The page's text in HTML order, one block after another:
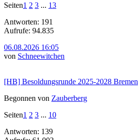
Seiten1 2 3 ... 13
Antworten: 191
Aufrufe: 94.835
06.08.2026 16:05
von Schneewitchen
[HB] Besoldungsrunde 2025-2028 Bremen
Begonnen von Zauberberg
Seiten1 2 3 ... 10
Antworten: 139